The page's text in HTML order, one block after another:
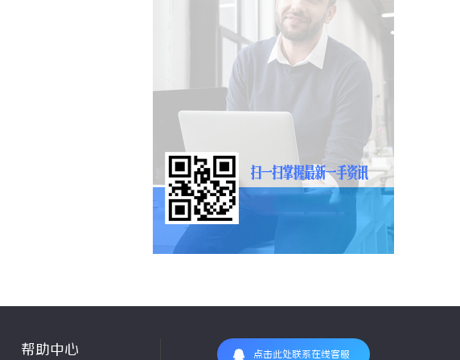
帮助中心 点击此处联系在线客服